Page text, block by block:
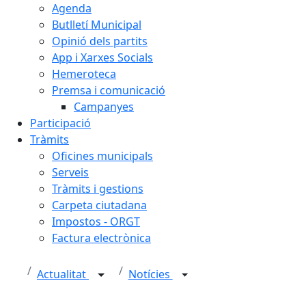
Agenda
Butlletí Municipal
Opinió dels partits
App i Xarxes Socials
Hemeroteca
Premsa i comunicació
Campanyes
Participació
Tràmits
Oficines municipals
Serveis
Tràmits i gestions
Carpeta ciutadana
Impostos - ORGT
Factura electrònica
Actualitat Notícies